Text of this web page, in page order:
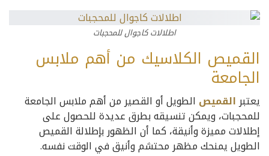
اطلالات كاجوال للمحجبات
القميص الكلاسيك من أهم ملابس
الجامعة
يعتبرالقميص الطويل أو القصير من أهم ملابس الجامعة
للمحجبات، ويمكن تنسيقه بطرق عديدة للحصول على
إطلالات مميزة وأنيقة، كما أن الظهور بإطلالة القميص
الطويل يمنحك مظهر محتشم وأنيق في الوقت نفسه.